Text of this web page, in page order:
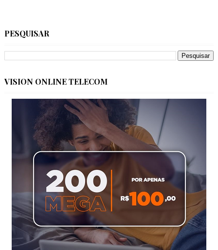
PESQUISAR
VISION ONLINE TELECOM